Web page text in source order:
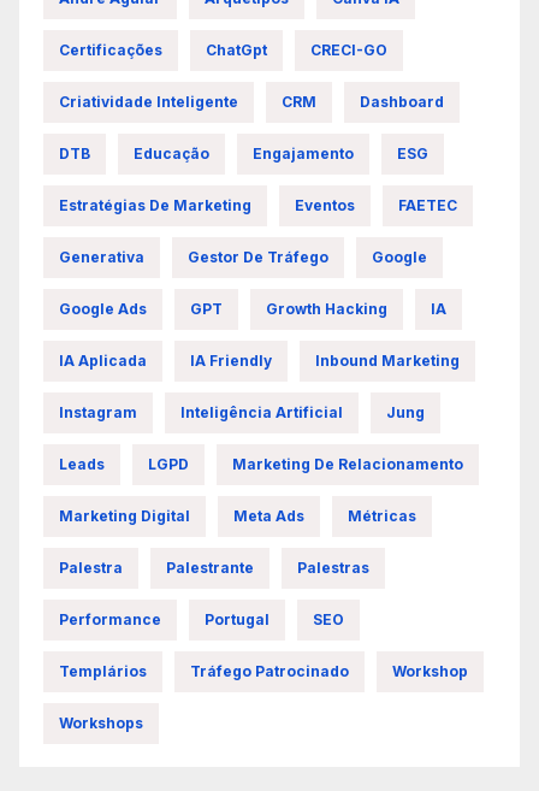
Certificações ChatGpt CRECI-GO
Criatividade Inteligente CRM Dashboard
DTB Educação Engajamento ESG
Estratégias De Marketing Eventos FAETEC
Generativa Gestor De Tráfego Google
Google Ads GPT Growth Hacking IA
IA Aplicada IA Friendly Inbound Marketing
Instagram Inteligência Artificial Jung
Leads LGPD Marketing De Relacionamento
Marketing Digital Meta Ads Métricas
Palestra Palestrante Palestras
Performance Portugal SEO
Templários Tráfego Patrocinado Workshop
Workshops